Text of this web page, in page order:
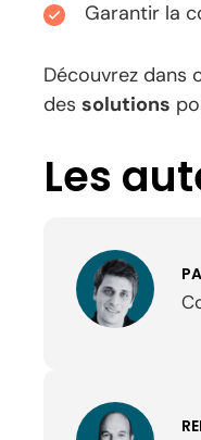
Garantir la
Découvrez dans
dessolutions
Les